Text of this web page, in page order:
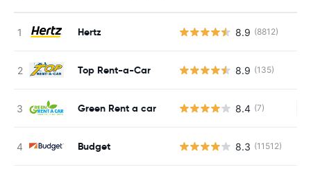
Hertz 8.9 (8812)
Top Rent-a-Car 8.9 (135)
Green Rent a car 8.4 (7)
Budget 8.3 (11512)